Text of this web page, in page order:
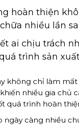
hoàn thiện
nhiều lần
ai chịu trách
trình sản
không chỉ làm
nhiều gia chủ
quá trình hoàn
ngày càng nhiều